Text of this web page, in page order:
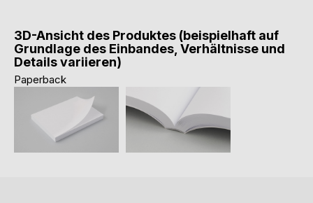
3D-Ansicht des Produktes (beispielhaft auf
Grundlage des Einbandes, Verhältnisse und
Details variieren)
Paperback